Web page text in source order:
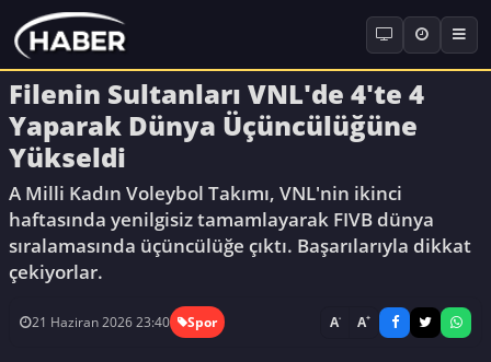
Filenin Sultanları VNL'de 4'te 4
Yaparak Dünya Üçüncülüğüne
Yükseldi
A Milli Kadın Voleybol Takımı, VNL'nin ikinci
haftasında yenilgisiz tamamlayarak FIVB dünya
sıralamasında üçüncülüğe çıktı. Başarılarıyla dikkat
çekiyorlar.
21 Haziran 2026 23:40 Spor A- A+